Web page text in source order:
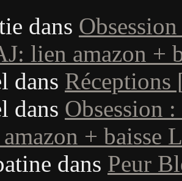
dans
lien amazon +
dans
dans Obsession
+ baisse
dans Peur